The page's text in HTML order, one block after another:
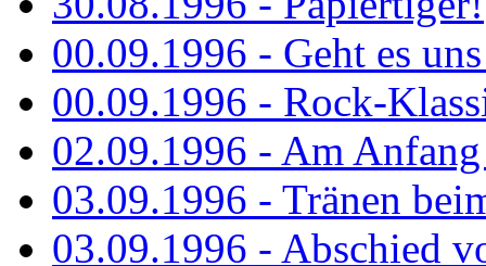
00.09.1996 - Geht es
00.09.1996 - Rock-
02.09.1996 - Am
03.09.1996 - Tränen
03.09.1996 - Abschied